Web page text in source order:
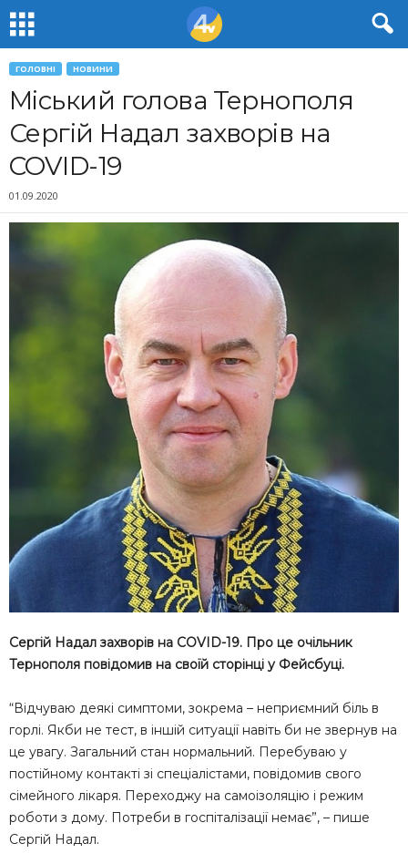
ГОЛОВНІ НОВИНИ
Міський голова Тернополя
Сергій Надал захворів на
COVID-19
01.09.2020
Сергій Надал захворів на COVID-19. Про це очільник
Тернополя повідомив на своїй сторінці у Фейсбуці.
“Відчуваю деякі симптоми, зокрема – неприємний біль в
горлі. Якби не тест, в іншій ситуації навіть би не звернув на
це увагу. Загальний стан нормальний. Перебуваю у
постійному контакті зі спеціалістами, повідомив свого
сімейного лікаря. Переходжу на самоізоляцію і режим
роботи з дому. Потреби в госпіталізації немає”, – пише
Сергій Надал.